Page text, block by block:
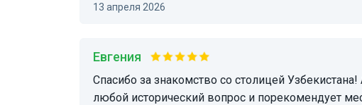
13 апреля 2026
Евгения
Спасибо за знакомство со столицей Узбекистана! Алексей знает о Ташкенте все: ответит на
любой исторический вопрос и порекомендует